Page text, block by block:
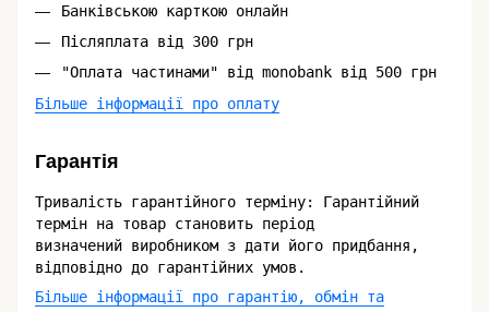
Банківською карткою онлайн
Післяплата від 300 грн
"Оплата частинами" від monobank від 500 грн
Більше інформації про оплату
Гарантія
Тривалість гарантійного терміну: Гарантійний
термін на товар становить період
визначений виробником з дати його придбання,
відповідно до гарантійних умов.
Більше інформації про гарантію, обмін та